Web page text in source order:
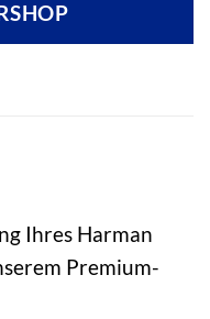
Ihres Harman
Premium-